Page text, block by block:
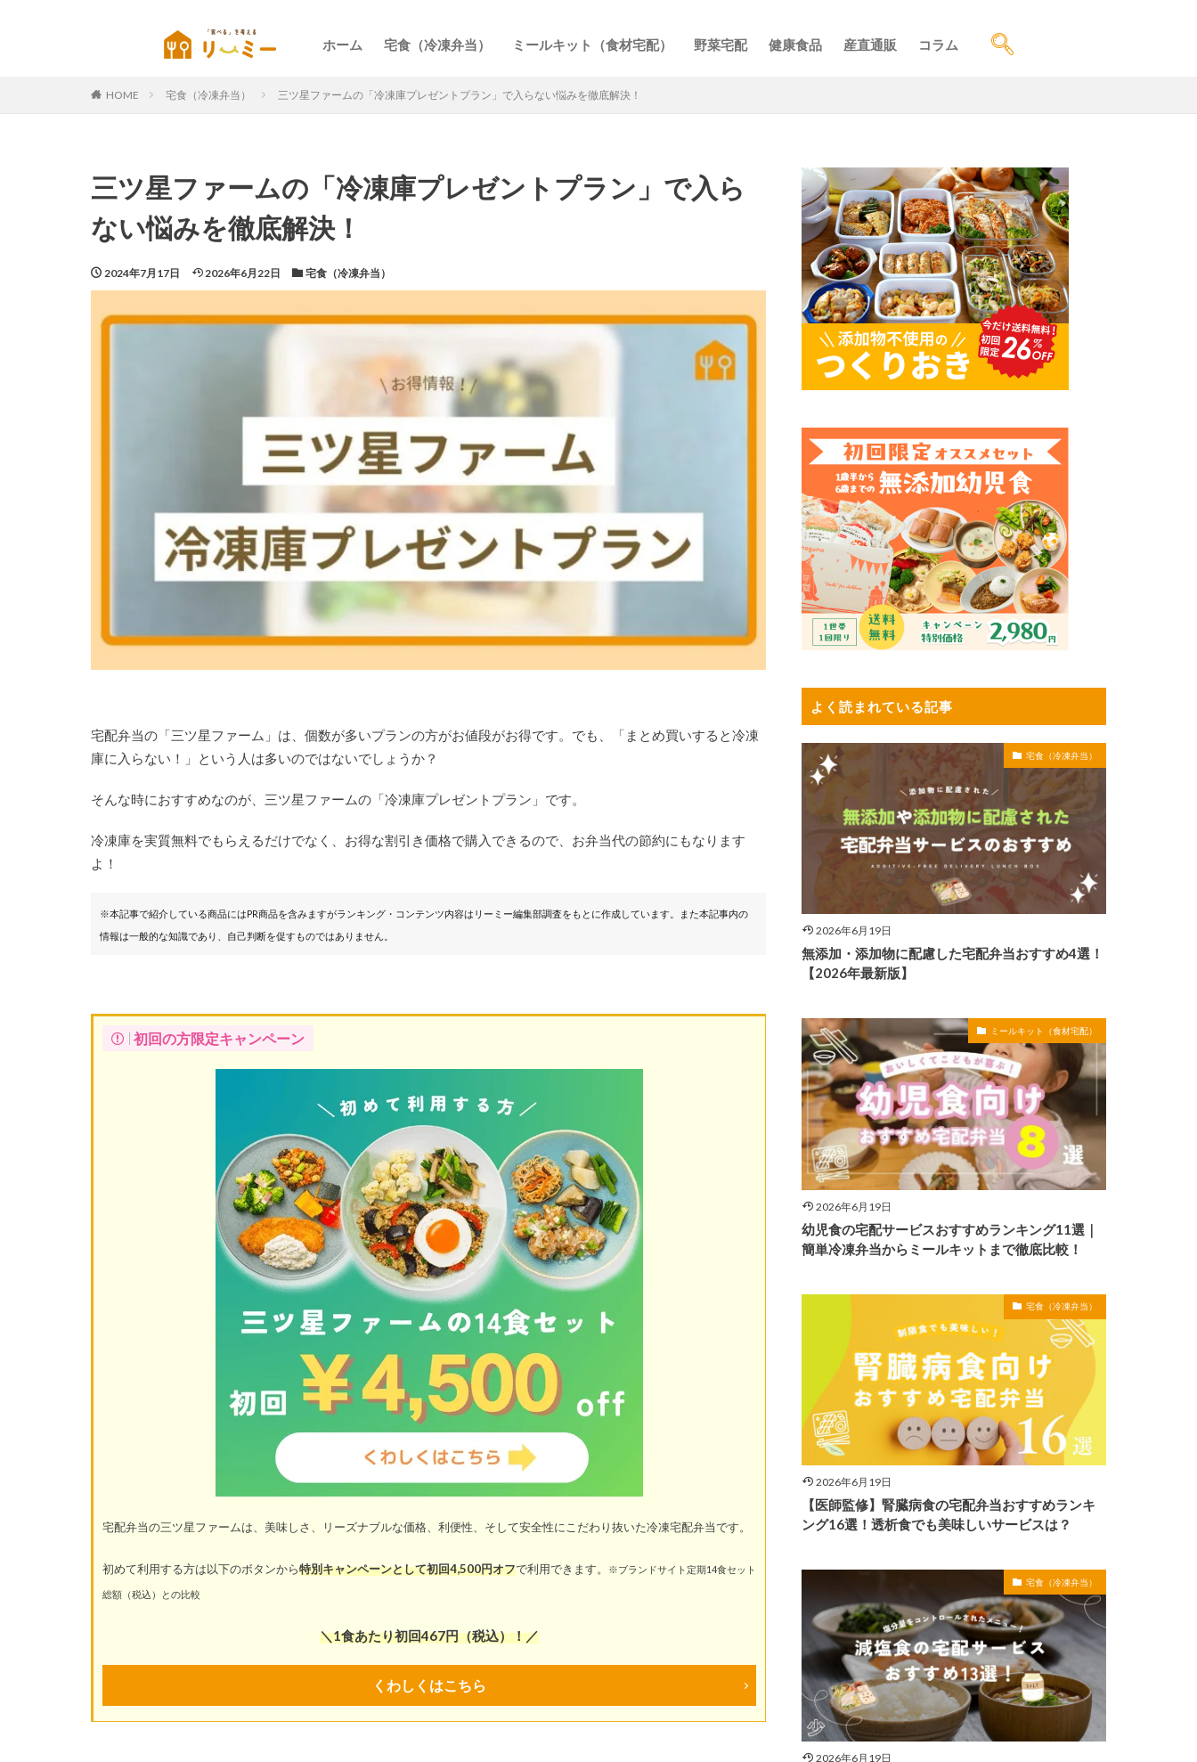
ホーム 宅食（冷凍弁当） ミールキット（食材宅配） 野菜宅配 健康食品 産直通販 コラム
HOME 宅食（冷凍弁当） 三ツ星ファームの「冷凍庫プレゼントプラン」で入らない悩みを徹底解決！
三ツ星ファームの「冷凍庫プレゼントプラン」で入ら
ない悩みを徹底解決！
2024年7月17日 2026年6月22日 宅食（冷凍弁当）
宅配弁当の「三ツ星ファーム」は、個数が多いプランの方がお値段がお得です。でも、「まとめ買いすると冷凍
庫に入らない！」という人は多いのではないでしょうか？
そんな時におすすめなのが、三ツ星ファームの「冷凍庫プレゼントプラン」です。
冷凍庫を実質無料でもらえるだけでなく、お得な割引き価格で購入できるので、お弁当代の節約にもなります
よ！
※本記事で紹介している商品にはPR商品を含みますがランキング・コンテンツ内容はリーミー編集部調査をもとに作成しています。また本記事内の
情報は一般的な知識であり、自己判断を促すものではありません。
初回の方限定キャンペーン
宅配弁当の三ツ星ファームは、美味しさ、リーズナブルな価格、利便性、そして安全性にこだわり抜いた冷凍宅配弁当です。
初めて利用する方は以下のボタンから特別キャンペーンとして初回4,500円オフで利用できます。 ※ブランドサイト定期14食セット
総額（税込）との比較
＼1食あたり初回467円（税込）！／
くわしくはこちら
よく読まれている記事
宅食（冷凍弁当）
2026年6月19日
無添加・添加物に配慮した宅配弁当おすすめ4選！
【2026年最新版】
ミールキット（食材宅配）
2026年6月19日
幼児食の宅配サービスおすすめランキング11選｜
簡単冷凍弁当からミールキットまで徹底比較！
宅食（冷凍弁当）
2026年6月19日
【医師監修】腎臓病食の宅配弁当おすすめランキ
ング16選！透析食でも美味しいサービスは？
宅食（冷凍弁当）
2026年6月19日